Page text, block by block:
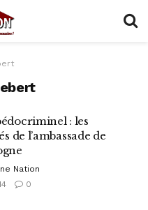
: les
de l’ambassade de
Nation
0